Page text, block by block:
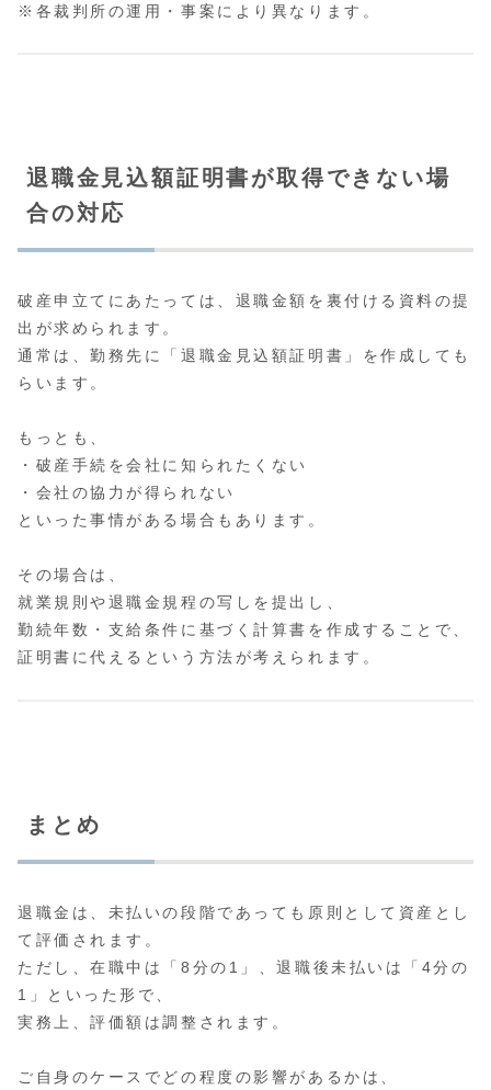
※各裁判所の運用・事案により異なります。
退職金見込額証明書が取得できない場
合の対応
破産申立てにあたっては、退職金額を裏付ける資料の提
出が求められます。
通常は、勤務先に「退職金見込額証明書」を作成しても
らいます。
もっとも、
・破産手続を会社に知られたくない
・会社の協力が得られない
といった事情がある場合もあります。
その場合は、
就業規則や退職金規程の写しを提出し、
勤続年数・支給条件に基づく計算書を作成することで、
証明書に代えるという方法が考えられます。
まとめ
退職金は、未払いの段階であっても原則として資産とし
て評価されます。
ただし、在職中は「8分の1」、退職後未払いは「4分の
1」といった形で、
実務上、評価額は調整されます。
ご自身のケースでどの程度の影響があるかは、